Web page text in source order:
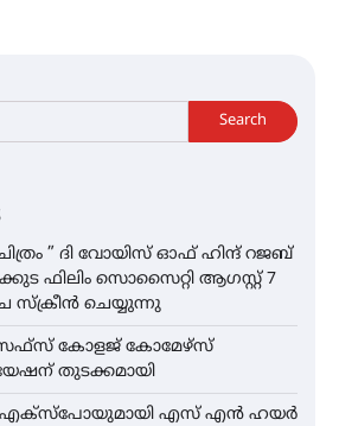
Search
” ദി വോയിസ് ഓഫ് ഹിന്ദ് റജബ്
ഫിലിം സൊസൈറ്റി ആഗസ്റ്റ് 7
സ്‌ക്രീൻ ചെയ്യുന്നു
കോളജ് കോമേഴ്‌സ്
തുടക്കമായി
എക്സ്പോയുമായി എസ് എൻ ഹയർ